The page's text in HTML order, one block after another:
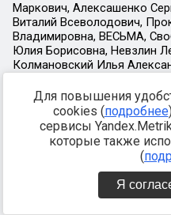
Для повышения
cookies (подробнее
сервисы
которые также
(
Я